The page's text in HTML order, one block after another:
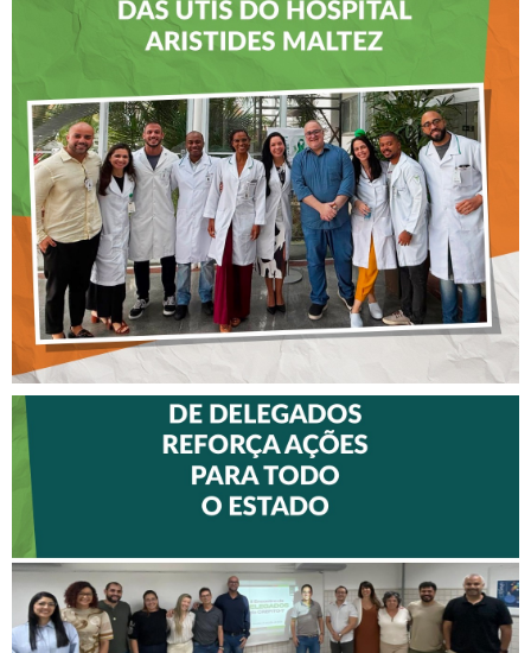
CREFITO-7 LEVA EDUCAÇÃO
CONTINUADA AOS
FISIOTERAPEUTAS DAS UTIs
DO HOSPITAL ARISTIDES
MALTEZ
DELEGADOS REFORÇA
AÇÕES PARA TODO O
ESTADO